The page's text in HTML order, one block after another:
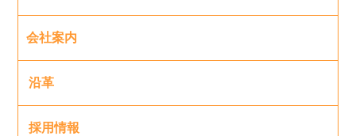
会社案内
沿革
採用情報